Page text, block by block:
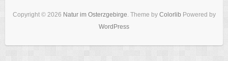
Copyright © 2026 Natur im Osterzgebirge. Theme by Colorlib Powered by
WordPress